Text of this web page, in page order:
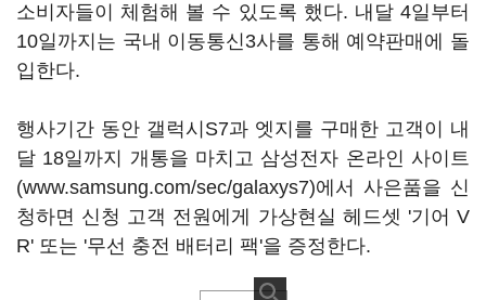
소비자들이 체험해 볼 수 있도록 했다. 내달 4일부터
10일까지는 국내 이동통신3사를 통해 예약판매에 돌
입한다.
행사기간 동안 갤럭시S7과 엣지를 구매한 고객이 내
달 18일까지 개통을 마치고 삼성전자 온라인 사이트
(www.samsung.com/sec/galaxys7)에서 사은품을 신
청하면 신청 고객 전원에게 가상현실 헤드셋 '기어 V
R' 또는 '무선 충전 배터리 팩'을 증정한다.